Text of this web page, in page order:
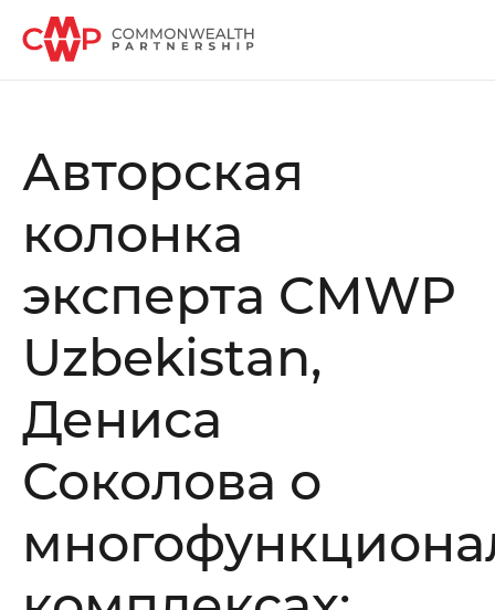
Авторская
колонка
эксперта CMWP
Uzbekistan,
Дениса
Соколова о